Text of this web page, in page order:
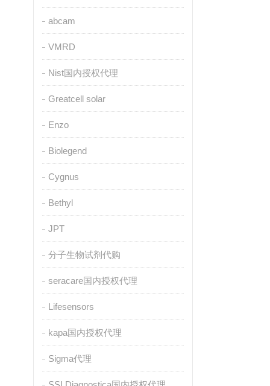
abcam
VMRD
Nist国内授权代理
Greatcell solar
Enzo
Biolegend
Cygnus
Bethyl
JPT
分子生物试剂代购
seracare国内授权代理
Lifesensors
kapa国内授权代理
Sigma代理